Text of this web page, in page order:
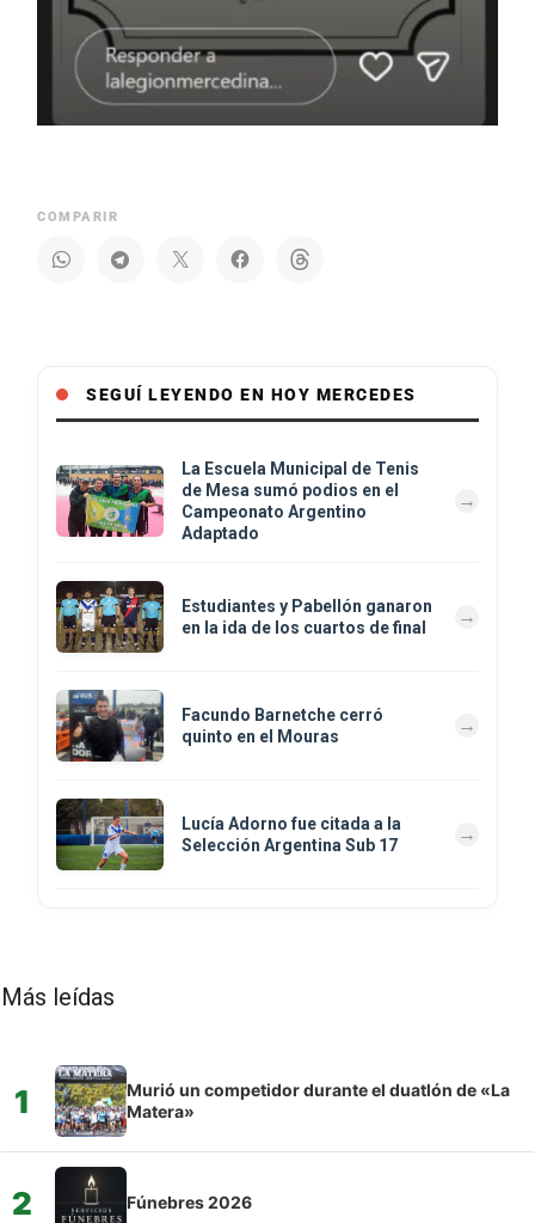
COMPARIR
SEGUÍ LEYENDO EN HOY MERCEDES
La Escuela Municipal de Tenis
de Mesa sumó podios en el
Campeonato Argentino
Adaptado
Estudiantes y Pabellón ganaron
en la ida de los cuartos de final
Facundo Barnetche cerró
quinto en el Mouras
Lucía Adorno fue citada a la
Selección Argentina Sub 17
Más leídas
1
Murió un competidor durante el duatlón de «La
Matera»
2 Fúnebres 2026